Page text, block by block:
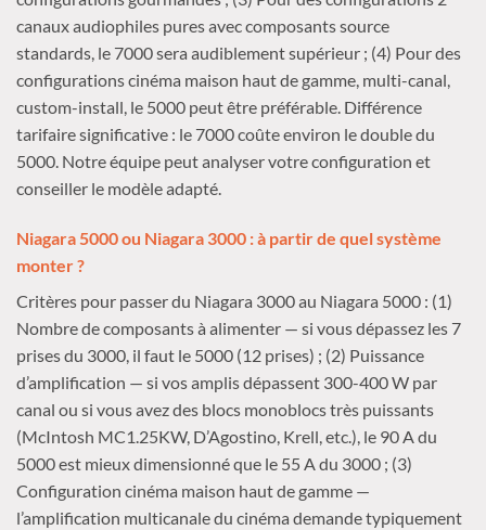
canaux audiophiles pures avec composants source
standards, le 7000 sera audiblement supérieur ; (4) Pour des
configurations cinéma maison haut de gamme, multi-canal,
custom-install, le 5000 peut être préférable. Différence
tarifaire significative : le 7000 coûte environ le double du
5000. Notre équipe peut analyser votre configuration et
conseiller le modèle adapté.
Niagara 5000 ou Niagara 3000 : à partir de quel système
monter ?
Critères pour passer du Niagara 3000 au Niagara 5000 : (1)
Nombre de composants à alimenter — si vous dépassez les 7
prises du 3000, il faut le 5000 (12 prises) ; (2) Puissance
d’amplification — si vos amplis dépassent 300-400 W par
canal ou si vous avez des blocs monoblocs très puissants
(McIntosh MC1.25KW, D’Agostino, Krell, etc.), le 90 A du
5000 est mieux dimensionné que le 55 A du 3000 ; (3)
Configuration cinéma maison haut de gamme —
l’amplification multicanale du cinéma demande typiquement